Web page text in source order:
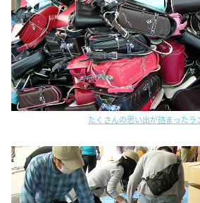
たくさんの思い出が詰まったラ